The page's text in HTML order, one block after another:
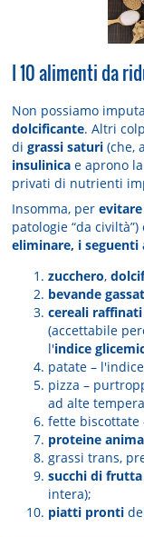
I 10 alimenti da
Non possiamo
dolcificante. Altri
digrassi saturi (che,
insulinica e aprono
privati di nutrienti
Insomma, per
patologie “da
eliminare, i
zucchero,
bevande
cereali raffinati
(accettabile
l'indice
patate –
pizza –
ad alte
fette biscottate
proteine
grassi trans,
succhi di frutta
intera);
piatti pronti